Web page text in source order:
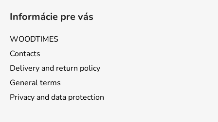
Informácie pre vás
WOODTIMES
Contacts
Delivery and return policy
General terms
Privacy and data protection